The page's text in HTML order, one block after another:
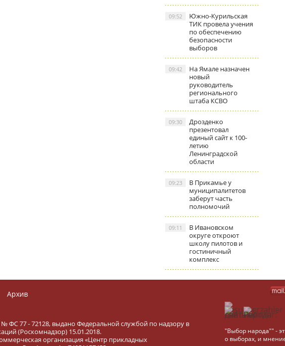
Южно-Курильская
ТИК провела учения
по обеспечению
безопасности
выборов
09:52
На Ямале назначен
новый
руководитель
регионального
штаба КСВО
09:42
Дрозденко
презентовал
единый сайт к 100-
летию
Ленинградской
области
09:30
В Прикамье у
муниципалитетов
заберут часть
полномочий
09:23
В Ивановском
округе откроют
школу пилотов и
гостиничный
комплекс
09:11
Архив
ФС 77 - 72128, выдано Федеральной службой по надзору в
(Роскомнадзор) 15.01.2018.
организация «Центр прикладных
"Выбор народа"" -
о выборах, и